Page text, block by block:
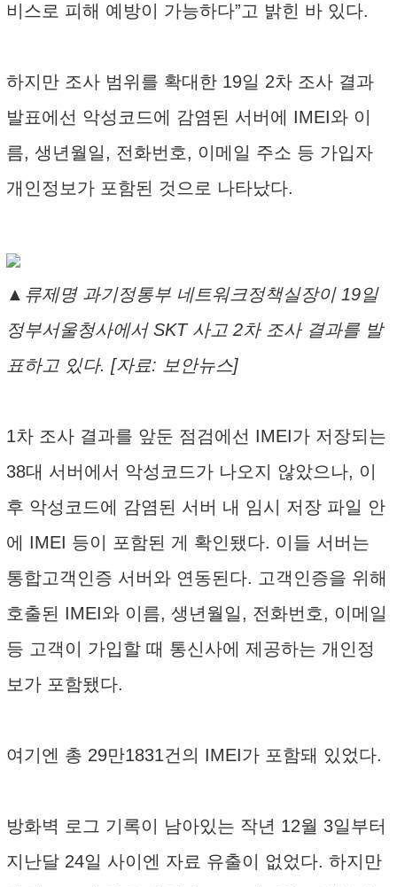
비스로 피해 예방이 가능하다”고 밝힌 바 있다.
하지만 조사 범위를 확대한 19일 2차 조사 결과
발표에선 악성코드에 감염된 서버에 IMEI와 이
름, 생년월일, 전화번호, 이메일 주소 등 가입자
개인정보가 포함된 것으로 나타났다.
▲류제명 과기정통부 네트워크정책실장이 19일
정부서울청사에서 SKT 사고 2차 조사 결과를 발
표하고 있다. [자료: 보안뉴스]
1차 조사 결과를 앞둔 점검에선 IMEI가 저장되는
38대 서버에서 악성코드가 나오지 않았으나, 이
후 악성코드에 감염된 서버 내 임시 저장 파일 안
에 IMEI 등이 포함된 게 확인됐다. 이들 서버는
통합고객인증 서버와 연동된다. 고객인증을 위해
호출된 IMEI와 이름, 생년월일, 전화번호, 이메일
등 고객이 가입할 때 통신사에 제공하는 개인정
보가 포함됐다.
여기엔 총 29만1831건의 IMEI가 포함돼 있었다.
방화벽 로그 기록이 남아있는 작년 12월 3일부터
지난달 24일 사이엔 자료 유출이 없었다. 하지만